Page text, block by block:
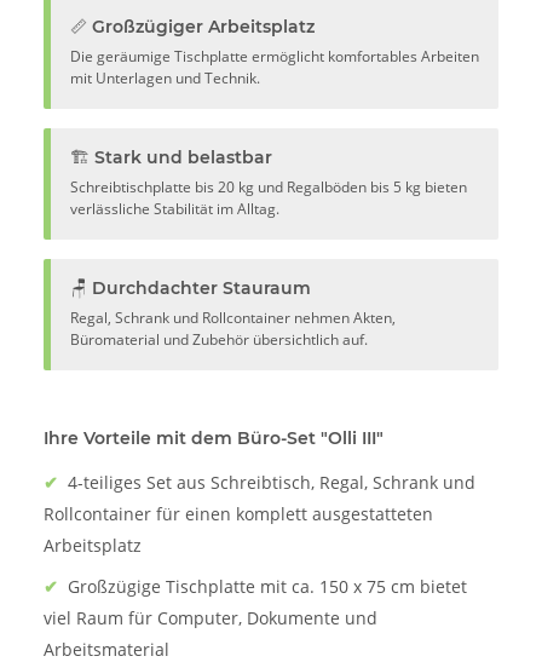
📏 Großzügiger Arbeitsplatz
Die geräumige Tischplatte ermöglicht komfortables Arbeiten
mit Unterlagen und Technik.
🏗️ Stark und belastbar
Schreibtischplatte bis 20 kg und Regalböden bis 5 kg bieten
verlässliche Stabilität im Alltag.
🪑 Durchdachter Stauraum
Regal, Schrank und Rollcontainer nehmen Akten,
Büromaterial und Zubehör übersichtlich auf.
Ihre Vorteile mit dem Büro-Set "Olli III"
✔ 4-teiliges Set aus Schreibtisch, Regal, Schrank und
Rollcontainer für einen komplett ausgestatteten
Arbeitsplatz
✔ Großzügige Tischplatte mit ca. 150 x 75 cm bietet
viel Raum für Computer, Dokumente und
Arbeitsmaterial